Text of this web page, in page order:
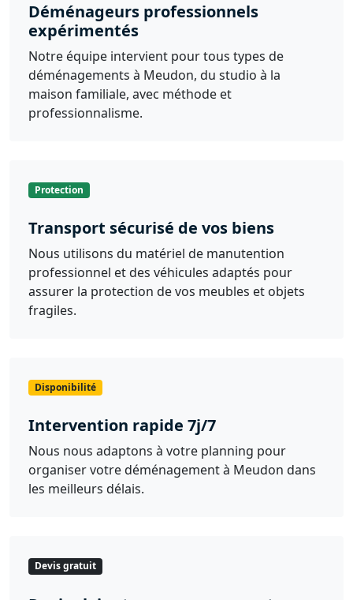
Déménageurs professionnels
expérimentés
Notre équipe intervient pour tous types de
déménagements à Meudon, du studio à la
maison familiale, avec méthode et
professionnalisme.
Protection
Transport sécurisé de vos biens
Nous utilisons du matériel de manutention
professionnel et des véhicules adaptés pour
assurer la protection de vos meubles et objets
fragiles.
Disponibilité
Intervention rapide 7j/7
Nous nous adaptons à votre planning pour
organiser votre déménagement à Meudon dans
les meilleurs délais.
Devis gratuit